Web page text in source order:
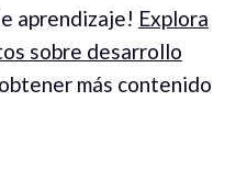
aprendizaje! Explora
sobre desarrollo
más contenido